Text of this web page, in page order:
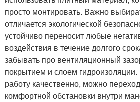
просто монтировать. Важно
отличается экологической
устойчиво переносит любые
воздействия в течение долгого
забывать про вентиляционный
покрытием и слоем
работу качественно, можно
комфортной обстановки внутри